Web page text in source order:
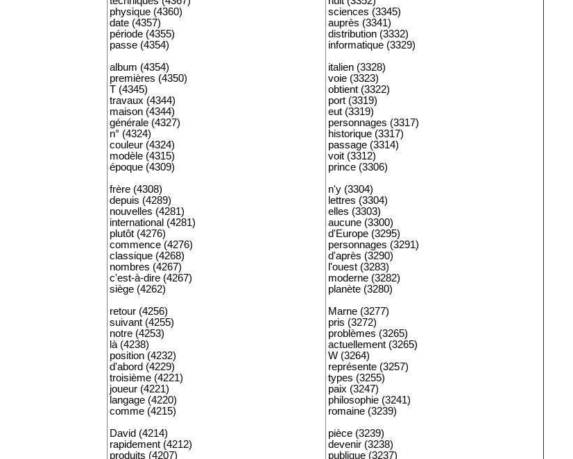
physique (4360)
date (4357)
période (4355)
passe (4354)
album (4354)
premières (4350)
T (4345)
travaux (4344)
maison (4344)
générale (4327)
n° (4324)
couleur (4324)
modèle (4315)
époque (4309)
frère (4308)
depuis (4289)
nouvelles (4281)
international (4281)
plutôt (4276)
commence (4276)
classique (4268)
nombres (4267)
c'est-à-dire (4267)
siège (4262)
retour (4256)
suivant (4255)
notre (4253)
là (4238)
position (4232)
d'abord (4229)
troisième (4221)
joueur (4221)
langage (4220)
comme (4215)
David (4214)
rapidement (4212)
produits (4207)
sciences (3345)
auprès (3341)
distribution (3332)
informatique (3329)
italien (3328)
voie (3323)
obtient (3322)
port (3319)
eut (3319)
personnages (3317)
historique (3317)
passage (3314)
voit (3312)
prince (3306)
n'y (3304)
lettres (3304)
elles (3303)
aucune (3300)
d'Europe (3295)
personnages (3291)
d'après (3290)
l'ouest (3283)
moderne (3282)
planète (3280)
Marne (3277)
pris (3272)
problèmes (3265)
actuellement (3265)
W (3264)
représente (3257)
types (3255)
paix (3247)
philosophie (3241)
romaine (3239)
pièce (3239)
devenir (3238)
publique (3237)